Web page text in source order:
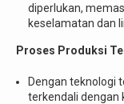
diperlukan,
keselamatan dan
Proses Produksi
Dengan teknologi
terkendali dengan